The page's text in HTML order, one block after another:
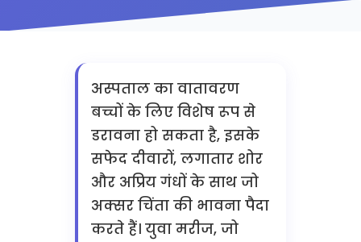
अस्पताल का वातावरण
बच्चों के लिए विशेष रूप से
डरावना हो सकता है, इसके
सफेद दीवारों, लगातार शोर
और अप्रिय गंधों के साथ जो
अक्सर चिंता की भावना पैदा
करते हैं। युवा मरीज, जो